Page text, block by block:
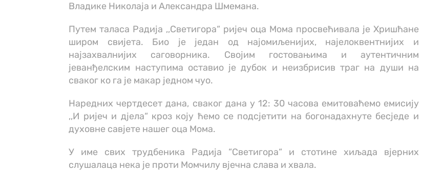
Владике Николаја и Александра Шмемана.
Путем таласа Радија ,,Светигора“ ријеч оца Мома просвећивала је Хришћане
широм свијета. Био је један од најомиљенијих, најелоквентнијих и
најзахвалнијих саговорника. Својим гостовањима и аутентичним
јеванђелским наступима оставио је дубок и неизбрисив траг на души на
сваког ко га је макар једном чуо.
Наредних чертдесет дана, сваког дана у 12: 30 часова емитоваћемо емисију
,,И ријеч и дјела“ кроз коју ћемо се подсјетити на богонадахнуте бесједе и
духовне савјете нашег оца Мома.
У име свих трудбеника Радија “Светигора“ и стотине хиљада вјерних
слушалаца нека је проти Момчилу вјечна слава и хвала.